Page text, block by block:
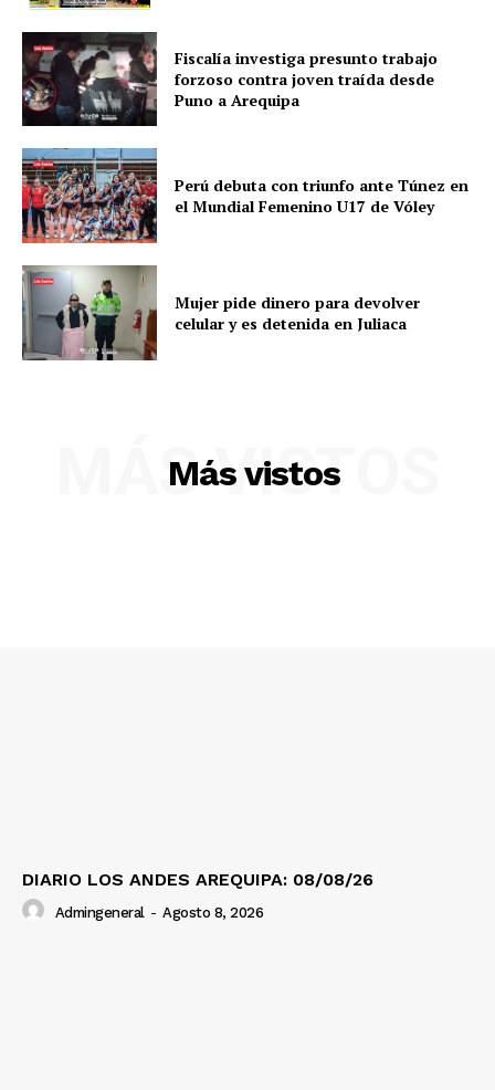
Diario los Andes
Fiscalía investiga presunto trabajo
forzoso contra joven traída desde
Puno a Arequipa
Perú debuta con triunfo ante Túnez en
el Mundial Femenino U17 de Vóley
Mujer pide dinero para devolver
celular y es detenida en Juliaca
Más vistos
MÁS VISTOS
DIARIO LOS ANDES AREQUIPA: 08/08/26
Admingeneral - Agosto 8, 2026